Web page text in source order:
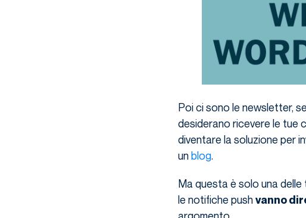
Poi ci sono le newsletter,
desiderano ricevere le tue
diventare la soluzione per
unblog.
Ma questa è solo una
le notifiche pushvanno